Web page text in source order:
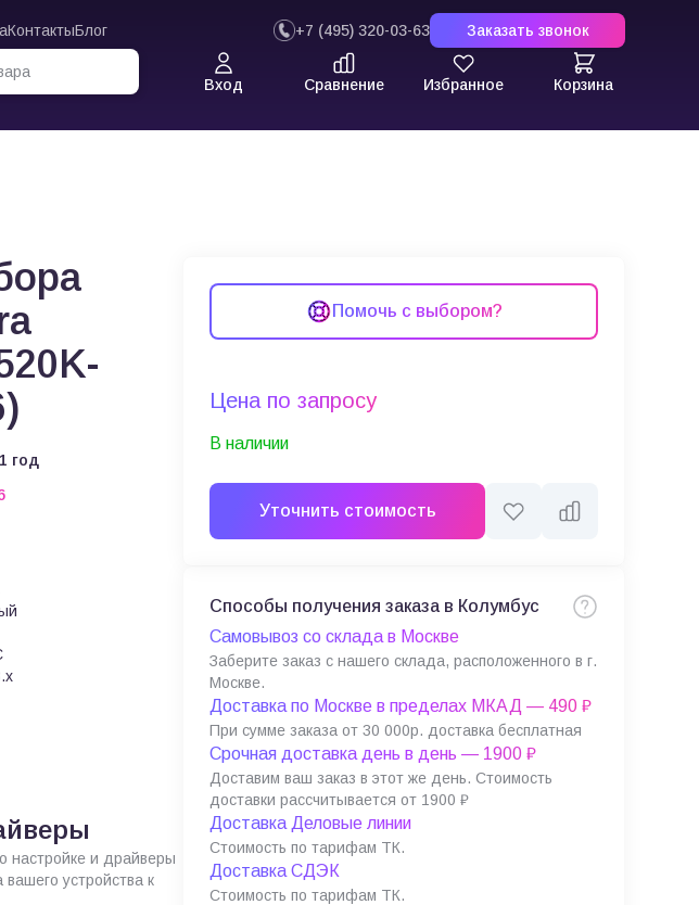
КонтактыБлог +7 (495) 320-03-63 Заказать звонок
Вход Сравнение Избранное Корзина
год
настройке и драйверы
вашего устройства к
Помочь с выбором?
Цена по запросу
В наличии
Уточнить стоимость
Способы получения заказа в Колумбус
Самовывоз со склада в Москве
Заберите заказ с нашего склада, расположенного в г.
Москве.
Доставка по Москве в пределах МКАД — 490 ₽
При сумме заказа от 30 000р. доставка бесплатная
Срочная доставка день в день — 1900 ₽
Доставим ваш заказ в этот же день. Стоимость
доставки рассчитывается от 1900 ₽
Доставка Деловые линии
Стоимость по тарифам ТК.
Доставка СДЭК
Стоимость по тарифам ТК.